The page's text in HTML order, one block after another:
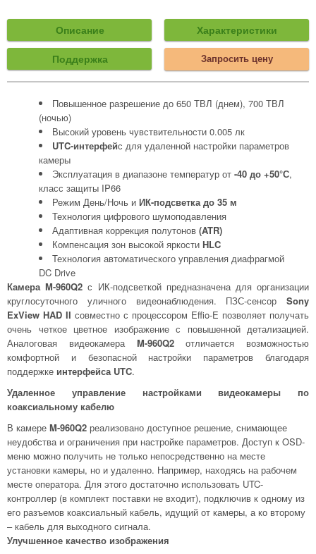
Описание Характеристики
Поддержка Запросить цену
Повышенное разрешение до 650 ТВЛ (днем), 700 ТВЛ
(ночью)
Высокий уровень чувствительности 0.005 лк
UTC-интерфейс для удаленной настройки параметров
камеры
Эксплуатация в диапазоне температур от -40 до +50°С,
класс защиты IP66
Режим День/Ночь и ИК-подсветка до 35 м
Технология цифрового шумоподавления
Адаптивная коррекция полутонов (ATR)
Компенсация зон высокой яркости HLC
Технология автоматического управления диафрагмой
DC Drive
Камера M-960Q2 с ИК-подсветкой предназначена для организации
круглосуточного уличного видеонаблюдения. ПЗС-сенсор Sony
ExView HAD II совместно с процессором Effio-E позволяет получать
очень четкое цветное изображение с повышенной детализацией.
Аналоговая видеокамера M-960Q2отличается возможностью
комфортной и безопасной настройки параметров благодаря
поддержке интерфейса UTC.
Удаленное управление настройками видеокамеры по
коаксиальному кабелю
В камере M-960Q2 реализовано доступное решение, снимающее
неудобства и ограничения при настройке параметров. Доступ к OSD-
меню можно получить не только непосредственно на месте
установки камеры, но и удаленно. Например, находясь на рабочем
месте оператора. Для этого достаточно использовать UTC-
контроллер (в комплект поставки не входит), подключив к одному из
его разъемов коаксиальный кабель, идущий от камеры, а ко второму
– кабель для выходного сигнала.
Улучшенное качество изображения